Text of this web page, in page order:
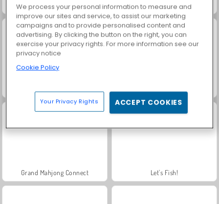
Masha and the Bear: Meadows Royal Story
Grand Mahjong Connect Let's Fish!
We process your personal information to measure and
improve our sites and service, to assist our marketing
campaigns and to provide personalised content and
advertising. By clicking the button on the right, you can
exercise your privacy rights. For more information see our
privacy notice
Cookie Policy
Your Privacy Rights ACCEPT COOKIES